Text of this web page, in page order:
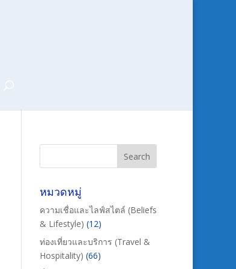
หมวดหมู่
ความเชื่อและไลฟ์สไตล์ (Beliefs
& Lifestyle) (12)
ท่องเที่ยวและบริการ (Travel &
Hospitality) (66)